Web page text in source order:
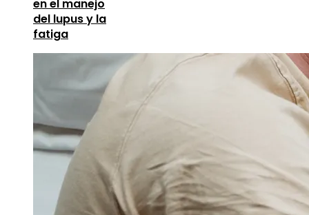
en el manejo
del lupus y la
fatiga